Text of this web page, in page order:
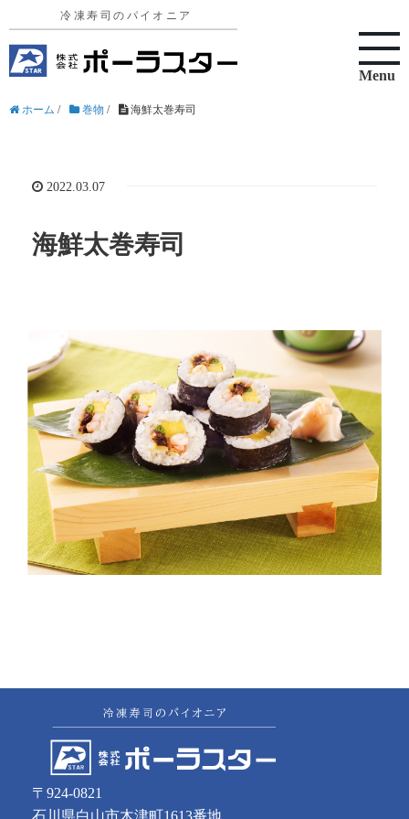
Menu
ホーム / 巻物 / 海鮮太巻寿司
2022.03.07
海鮮太巻寿司
〒924-0821